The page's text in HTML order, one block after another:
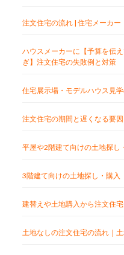
注文住宅の流れ | 住宅メーカ
ハウスメーカーに【予算を伝
ぎ】注文住宅の失敗例と対策
住宅展示場・モデルハウス見
注文住宅の期間と遅くなる要
平屋や2階建て向けの土地探し
3階建て向けの土地探し・購入
建替えや土地購入から注文住
土地なしの注文住宅の流れ｜